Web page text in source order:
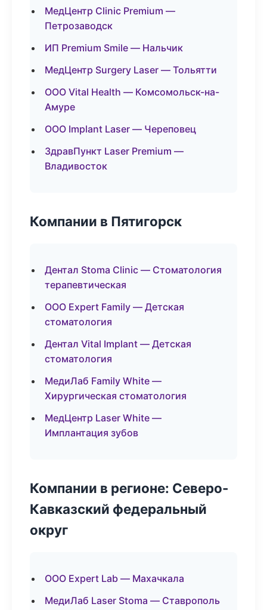
МедЦентр Clinic Premium —
Петрозаводск
ИП Premium Smile — Нальчик
МедЦентр Surgery Laser — Тольятти
ООО Vital Health — Комсомольск-на-
Амуре
ООО Implant Laser — Череповец
ЗдравПункт Laser Premium —
Владивосток
Компании в Пятигорск
Дентал Stoma Clinic — Стоматология
терапевтическая
ООО Expert Family — Детская
стоматология
Дентал Vital Implant — Детская
стоматология
МедиЛаб Family White —
Хирургическая стоматология
МедЦентр Laser White —
Имплантация зубов
Компании в регионе: Северо-
Кавказский федеральный
округ
ООО Expert Lab — Махачкала
МедиЛаб Laser Stoma — Ставрополь